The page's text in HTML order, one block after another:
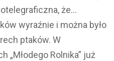
że…
wyraźnie i można było
ptaków. W
„Młodego Rolnika” już